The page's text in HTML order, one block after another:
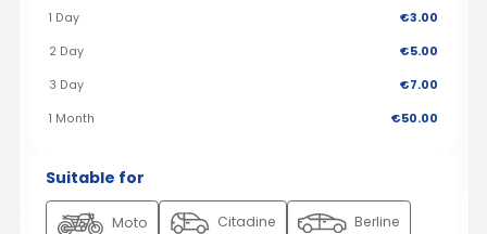
1 Day €3.00
2 Day €5.00
3 Day €7.00
1 Month €50.00
Suitable for
Moto Citadine Berline